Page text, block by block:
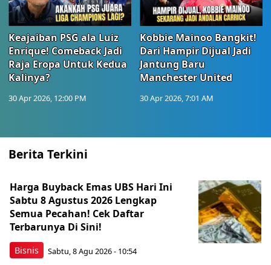
Keajaiban PSG ala Luiz
Enrique! Comeback Jadi
Raja Eropa Untuk Kedua
Kalinya?
30 Apr 2026, 12:00 PM
Kobbie Mainoo Bangkit!
Dari Hampir Dijual Jadi
Jantung Baru
Manchester United
30 Apr 2026, 7:01 AM
Berita Terkini
Bisnis
Harga Buyback Emas UBS Hari Ini
Sabtu 8 Agustus 2026 Lengkap
Semua Pecahan! Cek Daftar
Terbarunya Di Sini!
Sabtu, 8 Agu 2026 - 10:54